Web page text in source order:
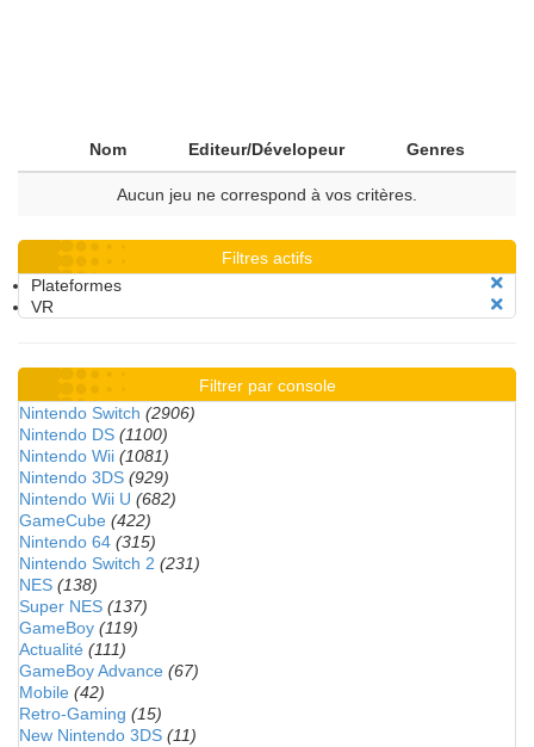
Nom Editeur/Dévelopeur Genres
Aucun jeu ne correspond à vos critères.
Filtres actifs
Plateformes
VR
Filtrer par console
Nintendo Switch (2906)
Nintendo DS (1100)
Nintendo Wii (1081)
Nintendo 3DS (929)
Nintendo Wii U (682)
GameCube (422)
Nintendo 64 (315)
Nintendo Switch 2 (231)
NES (138)
Super NES (137)
GameBoy (119)
Actualité (111)
GameBoy Advance (67)
Mobile (42)
Retro-Gaming (15)
New Nintendo 3DS (11)